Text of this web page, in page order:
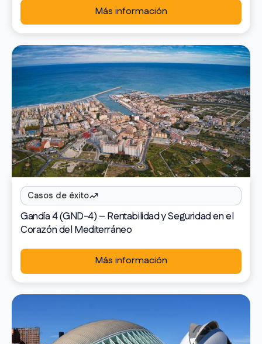
Más información
Casos de éxito
Gandía 4 (GND-4) – Rentabilidad y Seguridad en el
Corazón del Mediterráneo
Más información